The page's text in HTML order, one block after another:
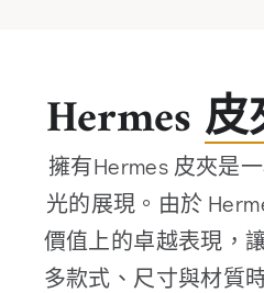
Hermes
擁有Hermes 皮夾是
光的展現。由於
價值上的卓越表現，
多款式、尺寸與材質